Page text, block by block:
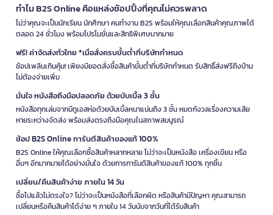
ทำไม B2S Online คือแหล่งช้อปปิ้งที่คุณไม่ควรพลาด
ไม่ว่าคุณจะเป็นนักเรียน นักศึกษา คนทำงาน B2S พร้อมให้คุณเลือกสินค้าคุณภาพได้
ตลอด 24 ชั่วโมง พร้อมโปรโมชั่นและสิทธิพิเศษมากมาย
ฟรี! ค่าจัดส่งทั่วไทย *เมื่อสั่งครบขั้นต่ำที่บริษัทกำหนด
ช้อปเพลินเกินคุ้ม! เพียงมียอดสั่งซื้อสินค้าขั้นต่ำที่บริษัทกำหนด รับสิทธิ์ส่งฟรีถึงบ้าน
ไม่ต้องจ่ายเพิ่ม
มั่นใจ หนังสือถึงมือปลอดภัย ด้วยบับเบิ้ล 3 ชั้น
หนังสือทุกเล่มจากบีทูเอสห่อด้วยบับเบิ้ลหนาแน่นถึง 3 ชั้น หมดกังวลเรื่องความเสีย
หายระหว่างจัดส่ง พร้อมส่งตรงถึงมือคุณในสภาพสมบูรณ์
ช้อป B2S Online การันตีสินค้าของแท้ 100%
B2S Online ให้คุณเลือกซื้อสินค้าหลากหลาย ไม่ว่าจะเป็นหนังสือ เครื่องเขียน หรือ
อื่นๆ อีกมากมายได้อย่างมั่นใจ ด้วยการการันตีสินค้าของแท้ 100% ทุกชิ้น
เปลี่ยน/คืนสินค้าง่าย ภายใน 14 วัน
ซื้อไปแล้วไม่ตรงใจ? ไม่ว่าจะเป็นหนังสือที่เลือกผิด หรือสินค้ามีปัญหา คุณสามารถ
เปลี่ยนหรือคืนสินค้าได้ง่าย ๆ ภายใน 14 วันนับจากวันที่ได้รับสินค้า